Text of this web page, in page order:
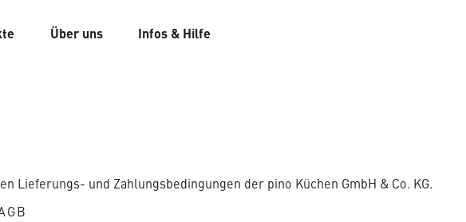
Über uns Infos & Hilfe
Lieferungs- und Zahlungsbedingungen der pino Küchen GmbH & Co. KG.